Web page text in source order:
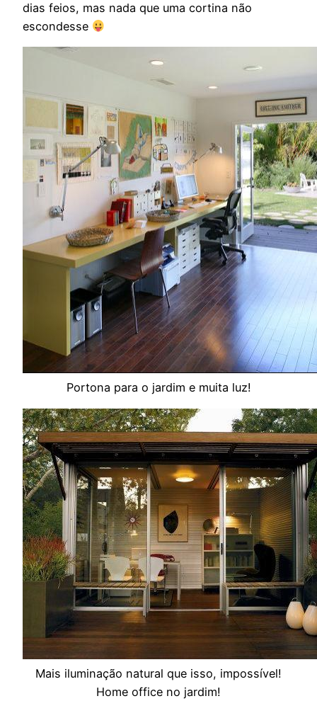
dias feios, mas nada que uma cortina não
escondesse
Portona para o jardim e muita luz!
Mais iluminação natural que isso, impossível!
Home office no jardim!